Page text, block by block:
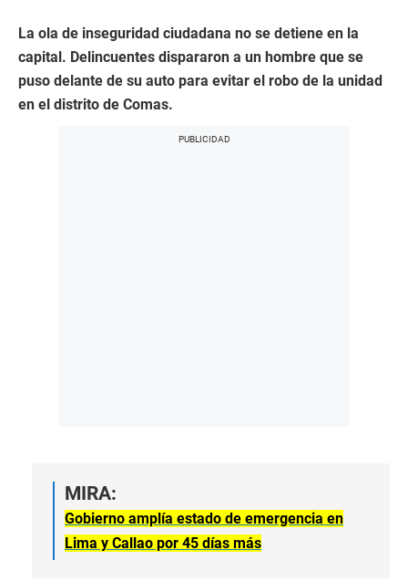
La ola de inseguridad ciudadana no se detiene en la
capital. Delincuentes dispararon a un hombre que se
puso delante de su auto para evitar el robo de la unidad
en el distrito de Comas.
MIRA:
Gobierno amplía estado de emergencia en
Lima y Callao por 45 días más